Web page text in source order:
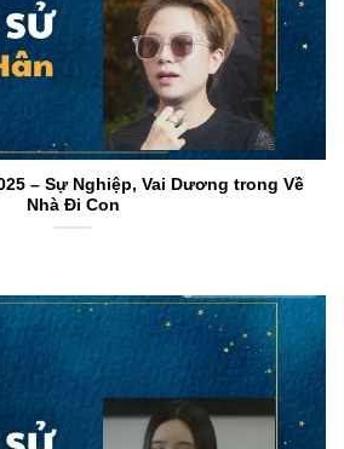
– Sự Nghiệp, Vai Dương trong Về
Nhà Đi Con